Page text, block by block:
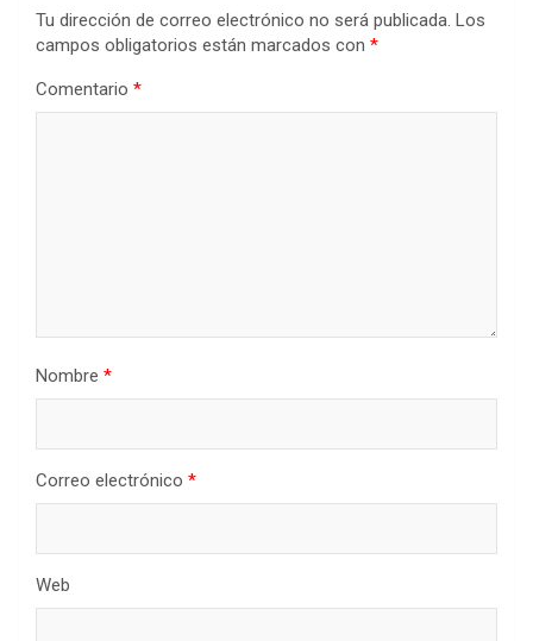
Tu dirección de correo electrónico no será publicada. Los
campos obligatorios están marcados con *
Comentario *
Nombre *
Correo electrónico *
Web